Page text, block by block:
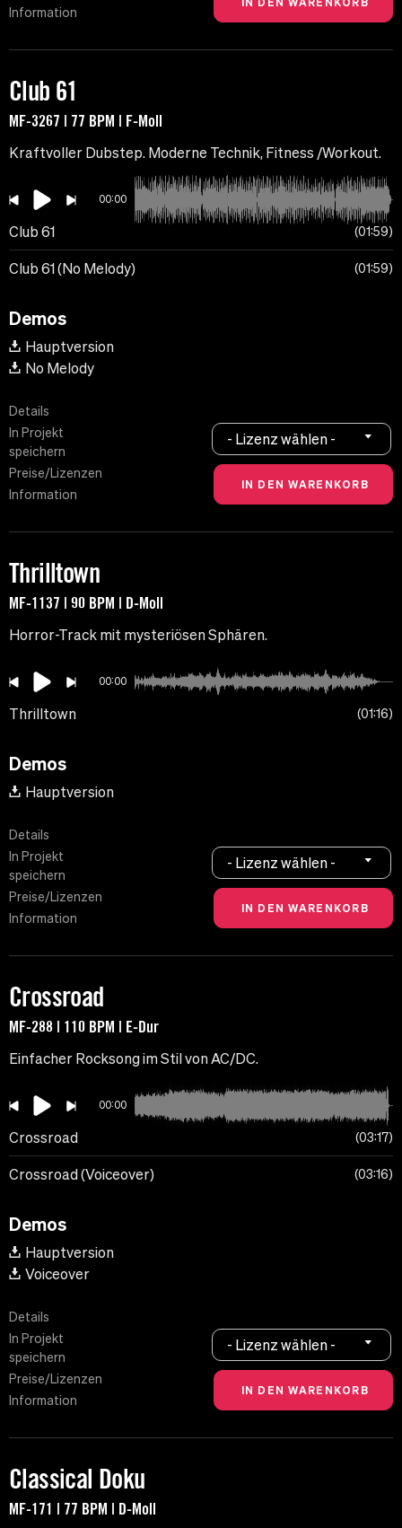
Information
Club 61
MF-3267 | 77 BPM | F-Moll
Kraftvoller Dubstep. Moderne Technik, Fitness /Workout.
00:00
Club 61 01:59
Club 61 (No Melody) 01:59
Demos
Hauptversion
No Melody
Details
In Projekt
speichern
Preise/Lizenzen
Information
- Lizenz wählen -
Thrilltown
MF-1137 | 90 BPM | D-Moll
Horror-Track mit mysteriösen Sphären.
00:00
Thrilltown 01:16
Demos
Hauptversion
Details
In Projekt
speichern
Preise/Lizenzen
Information
- Lizenz wählen -
Crossroad
MF-288 | 110 BPM | E-Dur
Einfacher Rocksong im Stil von AC/DC.
00:00
Crossroad 03:17
Crossroad (Voiceover) 03:16
Demos
Hauptversion
Voiceover
Details
In Projekt
speichern
Preise/Lizenzen
Information
- Lizenz wählen -
Classical Doku
MF-171 | 77 BPM | D-Moll